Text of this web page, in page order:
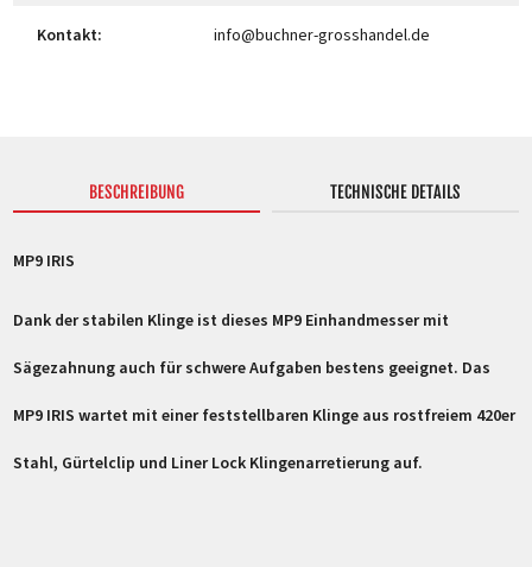
Kontakt: info@buchner-grosshandel.de
BESCHREIBUNG
MP9 IRIS
Dank der stabilen Klinge ist dieses MP9 Einhandmesser mit
Sägezahnung auch für schwere Aufgaben bestens geeignet. Das
MP9 IRIS wartet mit einer feststellbaren Klinge aus rostfreiem 420er
Stahl, Gürtelclip und Liner Lock Klingenarretierung auf.
TECHNISCHE DETAILS